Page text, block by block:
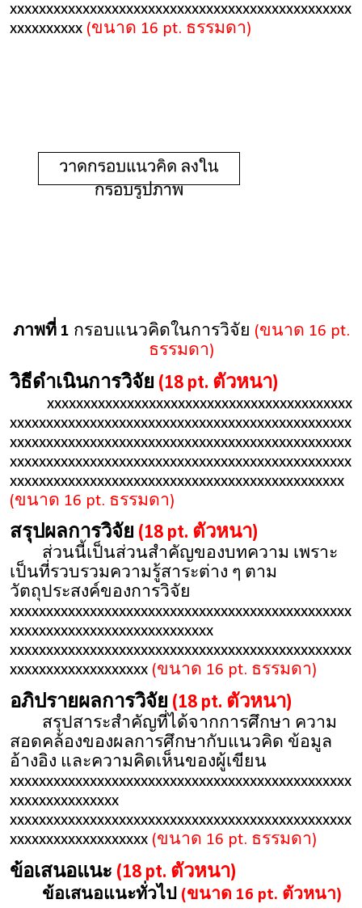
xxxxxxxxxxxxxxxxxxxxxxxxxxxxxxxxxxxxxxxxxxxxxxx
xxxxxxxxxx (ขนาด 16 pt. ธรรมดา)
ภาพที่ 1 กรอบแนวคิดในการวิจัย (ขนาด 16 pt.
ธรรมดา)
วิธีดำเนินการวิจัย (18 pt. ตัวหนา)
xxxxxxxxxxxxxxxxxxxxxxxxxxxxxxxxxxxxxxxxxx
xxxxxxxxxxxxxxxxxxxxxxxxxxxxxxxxxxxxxxxxxxxxxxx
xxxxxxxxxxxxxxxxxxxxxxxxxxxxxxxxxxxxxxxxxxxxxxx
xxxxxxxxxxxxxxxxxxxxxxxxxxxxxxxxxxxxxxxxxxxxxxx
xxxxxxxxxxxxxxxxxxxxxxxxxxxxxxxxxxxxxxxxxxxxxx
(ขนาด 16 pt. ธรรมดา)
สรุปผลการวิจัย (18 pt. ตัวหนา)
ส่วนนี้เป็นส่วนสำคัญของบทความ เพราะ
เป็นที่รวบรวมความรู้สาระต่าง ๆ ตาม
วัตถุประสงค์ของการวิจัย
xxxxxxxxxxxxxxxxxxxxxxxxxxxxxxxxxxxxxxxxxxxxxxx
xxxxxxxxxxxxxxxxxxxxxxxxxxxx
xxxxxxxxxxxxxxxxxxxxxxxxxxxxxxxxxxxxxxxxxxxxxxx
xxxxxxxxxxxxxxxxxxx (ขนาด 16 pt. ธรรมดา)
อภิปรายผลการวิจัย (18 pt. ตัวหนา)
สรุปสาระสำคัญที่ได้จากการศึกษา ความ
สอดคล้องของผลการศึกษากับแนวคิด ข้อมูล
อ้างอิง และความคิดเห็นของผู้เขียน
xxxxxxxxxxxxxxxxxxxxxxxxxxxxxxxxxxxxxxxxxxxxxxx
xxxxxxxxxxxxxxx
xxxxxxxxxxxxxxxxxxxxxxxxxxxxxxxxxxxxxxxxxxxxxxx
xxxxxxxxxxxxxxxxxxx (ขนาด 16 pt. ธรรมดา)
ข้อเสนอแนะ (18 pt. ตัวหนา)
ข้อเสนอแนะทั่วไป (ขนาด 16 pt. ตัวหนา)